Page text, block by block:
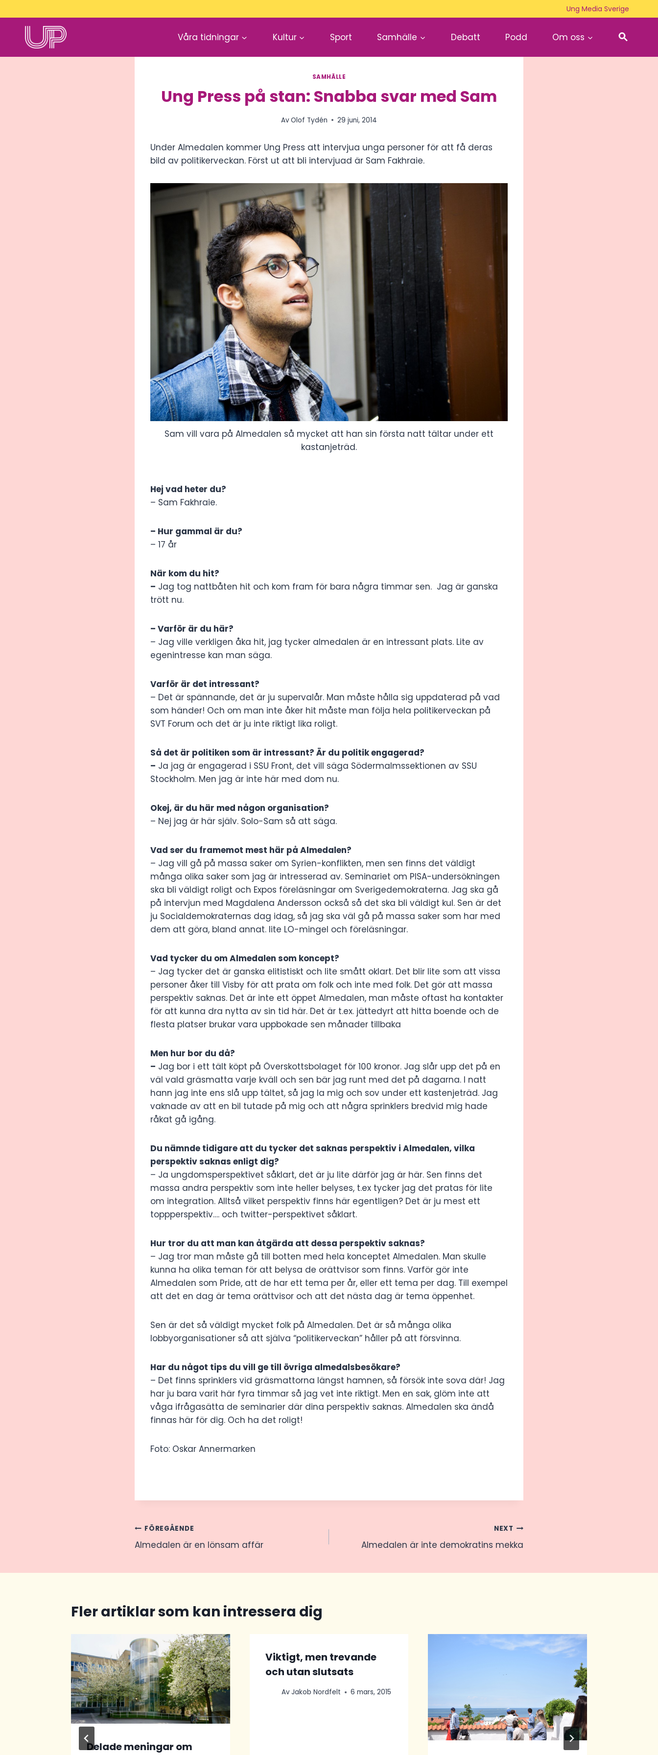
to
content
Ung Media Sverige
Våra tidningar Kultur Sport Samhälle Debatt Podd Om oss
SAMHÄLLE
Ung Press på stan: Snabba svar med Sam
AvOlof Tydén 29 juni, 2014
Under Almedalen kommer Ung Press att intervjua unga personer för att få deras
bild av politikerveckan. Först ut att bli intervjuad är Sam Fakhraie.
Sam vill vara på Almedalen så mycket att han sin första natt tältar under ett
kastanjeträd.
Hej vad heter du?
– Sam Fakhraie.
– Hur gammal är du?
– 17 år
När kom du hit?
– Jag tog nattbåten hit och kom fram för bara några timmar sen. Jag är ganska
trött nu.
– Varför är du här?
– Jag ville verkligen åka hit, jag tycker almedalen är en intressant plats. Lite av
egenintresse kan man säga.
Varför är det intressant?
– Det är spännande, det är ju supervalår. Man måste hålla sig uppdaterad på vad
som händer! Och om man inte åker hit måste man följa hela politikerveckan på
SVT Forum och det är ju inte riktigt lika roligt.
Så det är politiken som är intressant? Är du politik engagerad?
– Ja jag är engagerad i SSU Front, det vill säga Södermalmssektionen av SSU
Stockholm. Men jag är inte här med dom nu.
Okej, är du här med någon organisation?
– Nej jag är här själv. Solo-Sam så att säga.
Vad ser du framemot mest här på Almedalen?
– Jag vill gå på massa saker om Syrien-konflikten, men sen finns det väldigt
många olika saker som jag är intresserad av. Seminariet om PISA-undersökningen
ska bli väldigt roligt och Expos föreläsningar om Sverigedemokraterna. Jag ska gå
på intervjun med Magdalena Andersson också så det ska bli väldigt kul. Sen är det
ju Socialdemokraternas dag idag, så jag ska väl gå på massa saker som har med
dem att göra, bland annat. lite LO-mingel och föreläsningar.
Vad tycker du om Almedalen som koncept?
– Jag tycker det är ganska elitistiskt och lite smått oklart. Det blir lite som att vissa
personer åker till Visby för att prata om folk och inte med folk. Det gör att massa
perspektiv saknas. Det är inte ett öppet Almedalen, man måste oftast ha kontakter
för att kunna dra nytta av sin tid här. Det är t.ex. jättedyrt att hitta boende och de
flesta platser brukar vara uppbokade sen månader tillbaka
Men hur bor du då?
– Jag bor i ett tält köpt på Överskottsbolaget för 100 kronor. Jag slår upp det på en
väl vald gräsmatta varje kväll och sen bär jag runt med det på dagarna. I natt
hann jag inte ens slå upp tältet, så jag la mig och sov under ett kastenjeträd. Jag
vaknade av att en bil tutade på mig och att några sprinklers bredvid mig hade
råkat gå igång.
Du nämnde tidigare att du tycker det saknas perspektiv i Almedalen, vilka
perspektiv saknas enligt dig?
– Ja ungdomsperspektivet såklart, det är ju lite därför jag är här. Sen finns det
massa andra perspektiv som inte heller belyses, t.ex tycker jag det pratas för lite
om integration. Alltså vilket perspektiv finns här egentligen? Det är ju mest ett
toppperspektiv…. och twitter-perspektivet såklart.
Hur tror du att man kan åtgärda att dessa perspektiv saknas?
– Jag tror man måste gå till botten med hela konceptet Almedalen. Man skulle
kunna ha olika teman för att belysa de orättvisor som finns. Varför gör inte
Almedalen som Pride, att de har ett tema per år, eller ett tema per dag. Till exempel
att det en dag är tema orättvisor och att det nästa dag är tema öppenhet.
Sen är det så väldigt mycket folk på Almedalen. Det är så många olika
lobbyorganisationer så att själva “politikerveckan” håller på att försvinna.
Har du något tips du vill ge till övriga almedalsbesökare?
– Det finns sprinklers vid gräsmattorna längst hamnen, så försök inte sova där! Jag
har ju bara varit här fyra timmar så jag vet inte riktigt. Men en sak, glöm inte att
våga ifrågasätta de seminarier där dina perspektiv saknas. Almedalen ska ändå
finnas här för dig. Och ha det roligt!
Foto: Oskar Annermarken
Inläggsnavigering
FÖREGÅENDE
Almedalen är en lönsam affär
NEXT
Almedalen är inte demokratins mekka
Fler artiklar som kan intressera dig
Delade meningar om
Viktigt, men trevande
och utan slutsats
AvJakob Nordfelt 6 mars, 2015